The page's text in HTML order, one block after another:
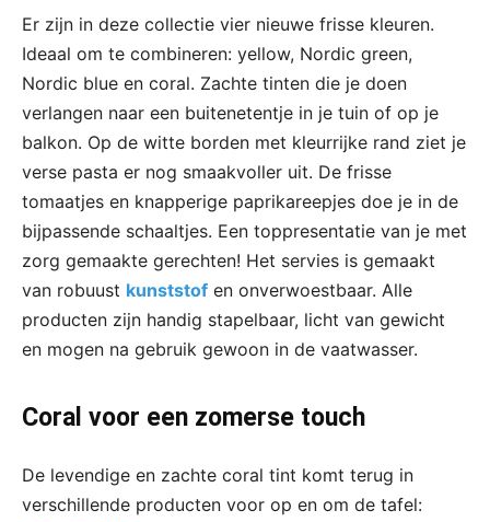
Er zijn in deze collectie vier nieuwe frisse kleuren.
Ideaal om te combineren: yellow, Nordic green,
Nordic blue en coral. Zachte tinten die je doen
verlangen naar een buitenetentje in je tuin of op je
balkon. Op de witte borden met kleurrijke rand ziet je
verse pasta er nog smaakvoller uit. De frisse
tomaatjes en knapperige paprikareepjes doe je in de
bijpassende schaaltjes. Een toppresentatie van je met
zorg gemaakte gerechten! Het servies is gemaakt
van robuust kunststof en onverwoestbaar. Alle
producten zijn handig stapelbaar, licht van gewicht
en mogen na gebruik gewoon in de vaatwasser.
Coral voor een zomerse touch
De levendige en zachte coral tint komt terug in
verschillende producten voor op en om de tafel: